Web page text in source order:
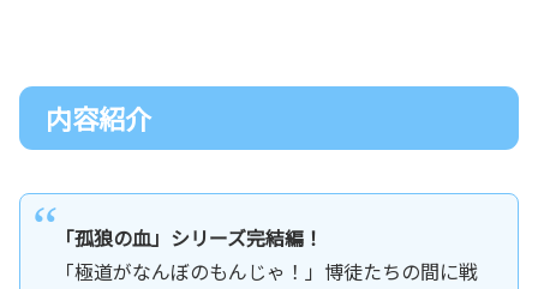
内容紹介
「孤狼の血」シリーズ完結編！
「極道がなんぼのもんじゃ！」博徒たちの間に戦